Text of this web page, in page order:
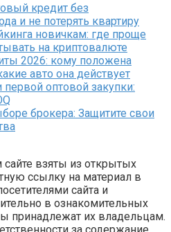
кредит без
и не потерять квартиру
новичкам: где проще
на криптовалюте
2026: кому положена
авто она действует
оптовой закупки:
брокера: Защитите свои
взяты из открытых
ссылку на материал в
сайта и
в ознакомительных
принадлежат их владельцам.